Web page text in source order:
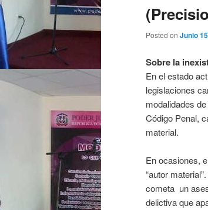
Posted on Junio
Sobre la
En el estado
legislaciones
modalidades
Código Penal,
material.
En ocasiones,
“autor
cometa un
delictiva que